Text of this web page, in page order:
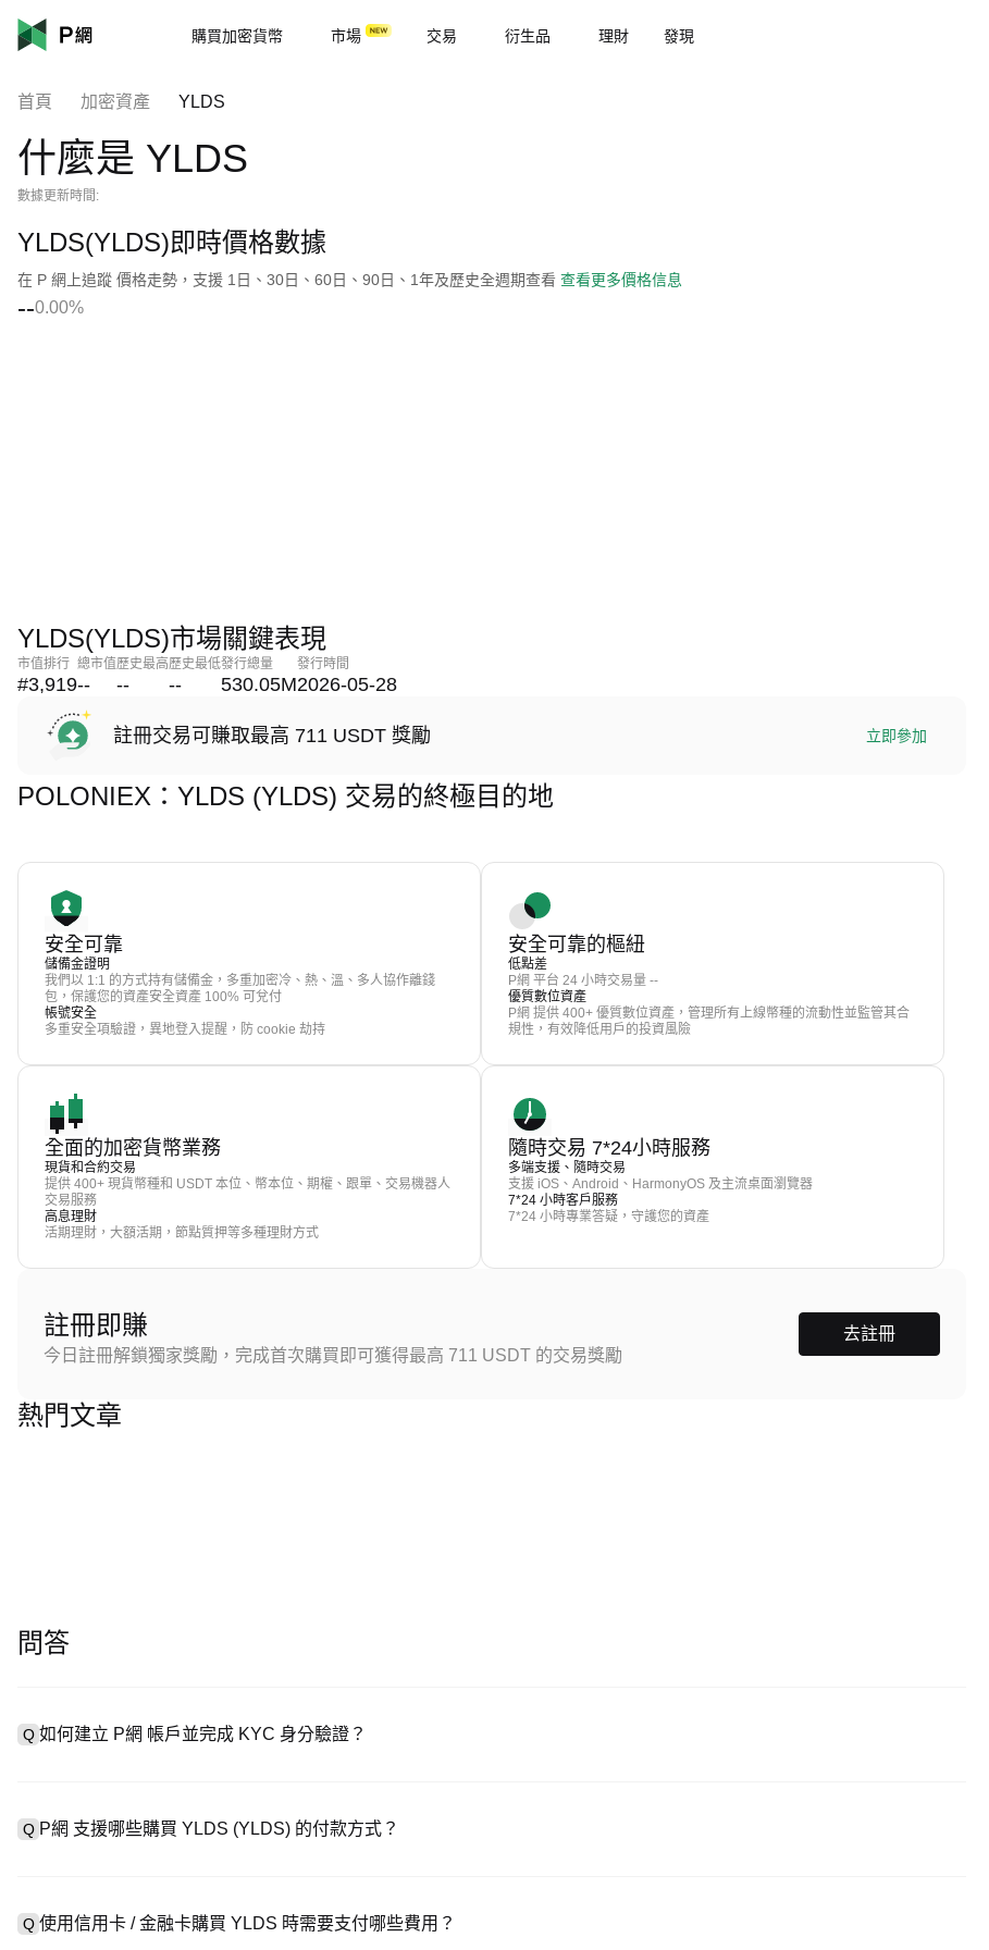
購買加密貨幣 市場 交易 衍生品 理財 發現
首頁 加密資產 YLDS
什麼是 YLDS
數據更新時間:
YLDS(YLDS)即時價格數據
在 P 網上追蹤 價格走勢，支援 1日、30日、60日、90日、1年及歷史全週期查看 查看更多價格信息
--0.00%
YLDS(YLDS)市場關鍵表現
市值排行
#3,919
總市值
--
歷史最高
--
歷史最低
--
發行總量
530.05M
發行時間
2026-05-28
註冊交易可賺取最高 711 USDT 獎勵 立即參加
POLONIEX：YLDS (YLDS) 交易的終極目的地
安全可靠
儲備金證明
我們以 1:1 的方式持有儲備金，多重加密冷、熱、溫、多人協作離錢
包，保護您的資產安全資產 100% 可兌付
帳號安全
多重安全項驗證，異地登入提醒，防 cookie 劫持
安全可靠的樞紐
低點差
P網 平台 24 小時交易量 --
優質數位資產
P網 提供 400+ 優質數位資產，管理所有上線幣種的流動性並監管其合
規性，有效降低用戶的投資風險
全面的加密貨幣業務
現貨和合約交易
提供 400+ 現貨幣種和 USDT 本位、幣本位、期權、跟單、交易機器人
交易服務
高息理財
活期理財，大額活期，節點質押等多種理財方式
隨時交易 7*24小時服務
多端支援、隨時交易
支援 iOS、Android、HarmonyOS 及主流桌面瀏覽器
7*24 小時客戶服務
7*24 小時專業答疑，守護您的資產
註冊即賺
今日註冊解鎖獨家獎勵，完成首次購買即可獲得最高 711 USDT 的交易獎勵
去註冊
熱門文章
問答
Q 如何建立 P網 帳戶並完成 KYC 身分驗證？
Q P網 支援哪些購買 YLDS (YLDS) 的付款方式？
易，提供客製化報價。
Q 使用信用卡 / 金融卡購買 YLDS 時需要支付哪些費用？